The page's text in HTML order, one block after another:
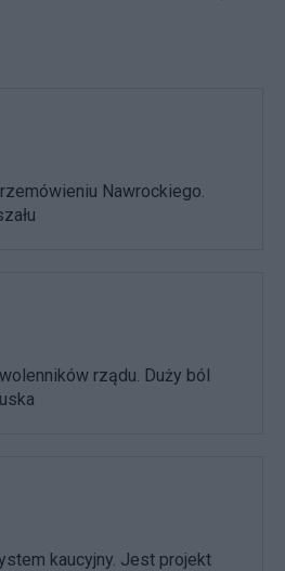
Nawrockiego.
rządu. Duży ból
kaucyjny. Jest projekt